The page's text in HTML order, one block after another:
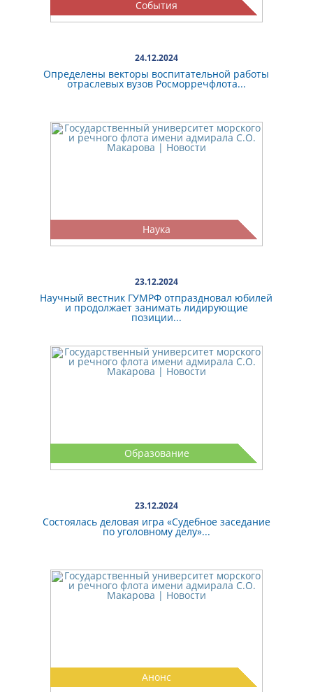
События
24.12.2024
Определены векторы воспитательной работы
отраслевых вузов Росморречфлота...
Наука
23.12.2024
Научный вестник ГУМРФ отпраздновал юбилей
и продолжает занимать лидирующие
позиции...
Образование
23.12.2024
Состоялась деловая игра «Судебное заседание
по уголовному делу»...
Анонс